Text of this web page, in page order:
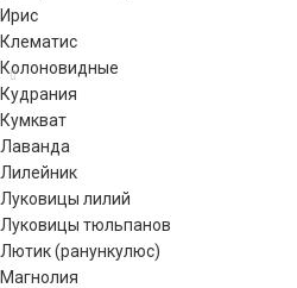
Ирис
Клематис
Колоновидные
Кудрания
Кумкват
Лаванда
Лилейник
Луковицы лилий
Луковицы тюльпанов
Лютик (ранункулюс)
Магнолия